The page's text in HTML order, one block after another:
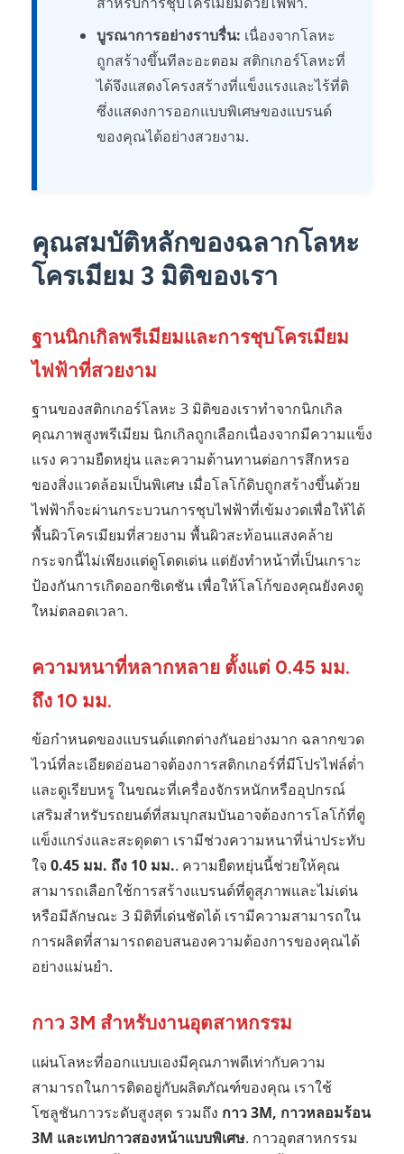
บูรณาการอย่างราบรื่น: เนื่องจากโลหะ
ถูกสร้างขึ้นทีละอะตอม สติกเกอร์โลหะที่
ได้จึงแสดงโครงสร้างที่แข็งแรงและไร้ที่ติ
ซึ่งแสดงการออกแบบพิเศษของแบรนด์
ของคุณได้อย่างสวยงาม.
คุณสมบัติหลักของฉลากโลหะ
โครเมียม 3 มิติของเรา
ฐานนิกเกิลพรีเมียมและการชุบโครเมียม
ไฟฟ้าที่สวยงาม
ฐานของสติกเกอร์โลหะ 3 มิติของเราทำจากนิกเกิล
คุณภาพสูงพรีเมียม นิกเกิลถูกเลือกเนื่องจากมีความแข็ง
แรง ความยืดหยุ่น และความต้านทานต่อการสึกหรอ
ของสิ่งแวดล้อมเป็นพิเศษ เมื่อโลโก้ดิบถูกสร้างขึ้นด้วย
ไฟฟ้าก็จะผ่านกระบวนการชุบไฟฟ้าที่เข้มงวดเพื่อให้ได้
พื้นผิวโครเมียมที่สวยงาม พื้นผิวสะท้อนแสงคล้าย
กระจกนี้ไม่เพียงแต่ดูโดดเด่น แต่ยังทำหน้าที่เป็นเกราะ
ป้องกันการเกิดออกซิเดชัน เพื่อให้โลโก้ของคุณยังคงดู
ใหม่ตลอดเวลา.
ความหนาที่หลากหลาย ตั้งแต่ 0.45 มม.
ถึง 10 มม.
ข้อกำหนดของแบรนด์แตกต่างกันอย่างมาก ฉลากขวด
ไวน์ที่ละเอียดอ่อนอาจต้องการสติกเกอร์ที่มีโปรไฟล์ต่ำ
และดูเรียบหรู ในขณะที่เครื่องจักรหนักหรืออุปกรณ์
เสริมสำหรับรถยนต์ที่สมบุกสมบันอาจต้องการโลโก้ที่ดู
แข็งแกร่งและสะดุดตา เรามีช่วงความหนาที่น่าประทับ
ใจ 0.45 มม. ถึง 10 มม.. ความยืดหยุ่นนี้ช่วยให้คุณ
สามารถเลือกใช้การสร้างแบรนด์ที่ดูสุภาพและไม่เด่น
หรือมีลักษณะ 3 มิติที่เด่นชัดได้ เรามีความสามารถใน
การผลิตที่สามารถตอบสนองความต้องการของคุณได้
อย่างแม่นยำ.
กาว 3M สำหรับงานอุตสาหกรรม
แผ่นโลหะที่ออกแบบเองมีคุณภาพดีเท่ากับความ
สามารถในการติดอยู่กับผลิตภัณฑ์ของคุณ เราใช้
โซลูชันกาวระดับสูงสุด รวมถึง กาว 3M, กาวหลอมร้อน
3M และเทปกาวสองหน้าแบบพิเศษ. กาวอุตสาหกรรม